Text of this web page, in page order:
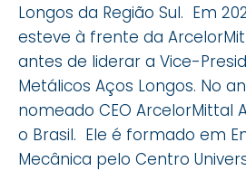
Longos da Região Sul. Em
esteve à frente da
antes de liderar a Vice-
Metálicos Aços Longos. No
nomeado CEO ArcelorMittal
o Brasil. Ele é formado em
Mecânica pelo Centro